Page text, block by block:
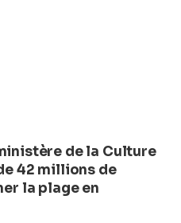
de la Culture
42 millions de
la plage en